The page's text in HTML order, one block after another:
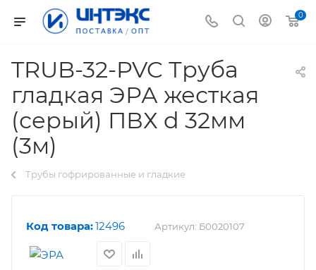
0
TRUB-32-PVC Труба
гладкая ЭРА жесткая
(серый) ПВХ d 32мм
(3м)
Трубы гофрированные и гладкие
Код товара:12496 Артикул: Б0020107